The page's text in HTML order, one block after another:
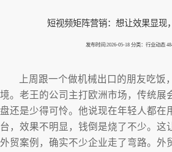
短视频矩阵营销：想让效果显现
发布时间:2026-05-18 分类：行业动态
上周跟一个做机械出口的朋友吃饭
境。老王的公司主打欧洲市场，传统展
盘还是少得可怜。他说现在年轻人都在
台，效果不明显，钱倒是烧了不少。这
外贸案例，确实不少企业走了弯路。外